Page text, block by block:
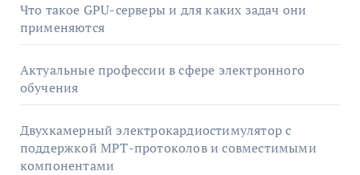
Что такое GPU-серверы и для каких задач они
применяются
Актуальные профессии в сфере электронного
обучения
Двухкамерный электрокардиостимулятор с
поддержкой МРТ-протоколов и совместимыми
компонентами